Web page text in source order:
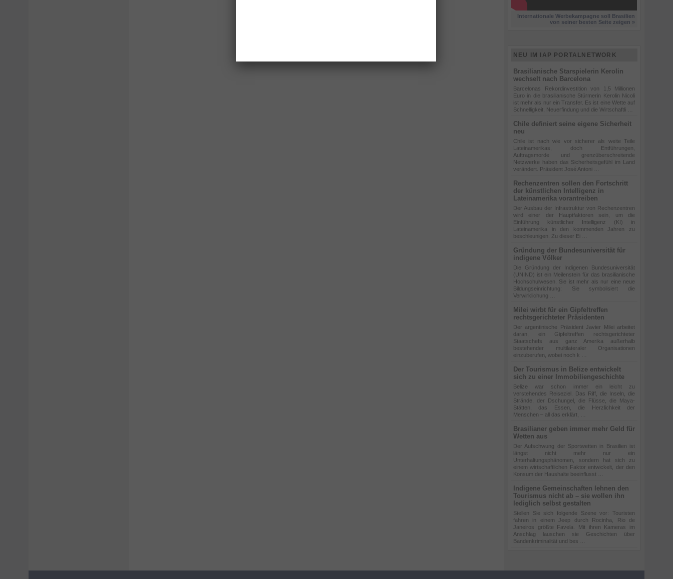
Internationale Werbekampagne soll Brasilien
von seiner besten Seite zeigen »
NEU IM IAP PORTALNETWORK
Brasilianische Starspielerin Kerolin
wechselt nach Barcelona
Barcelonas Rekordinvestition von 1,5 Millionen
Euro in die brasilianische Stürmerin Kerolin Nicoli
ist mehr als nur ein Transfer. Es ist eine Wette auf
Schnelligkeit, Neuerfindung und die Wirtschaftli …
Chile definiert seine eigene Sicherheit
neu
Chile ist nach wie vor sicherer als weite Teile
Lateinamerikas, doch Entführungen,
Auftragsmorde und grenzüberschreitende
Netzwerke haben das Sicherheitsgefühl im Land
verändert. Präsident José Antoni …
Rechenzentren sollen den Fortschritt
der künstlichen Intelligenz in
Lateinamerika vorantreiben
Der Ausbau der Infrastruktur von Rechenzentren
wird einer der Hauptfaktoren sein, um die
Einführung künstlicher Intelligenz (KI) in
Lateinamerika in den kommenden Jahren zu
beschleunigen. Zu dieser Ei …
Gründung der Bundesuniversität für
indigene Völker
Die Gründung der Indigenen Bundesuniversität
(UNIND) ist ein Meilenstein für das brasilianische
Hochschulwesen. Sie ist mehr als nur eine neue
Bildungseinrichtung: Sie symbolisiert die
Verwirklichung …
Milei wirbt für ein Gipfeltreffen
rechtsgerichteter Präsidenten
Der argentinische Präsident Javier Milei arbeitet
daran, ein Gipfeltreffen rechtsgerichteter
Staatschefs aus ganz Amerika außerhalb
bestehender multilateraler Organisationen
einzuberufen, wobei noch k …
Der Tourismus in Belize entwickelt
sich zu einer Immobiliengeschichte
Belize war schon immer ein leicht zu
verstehendes Reiseziel. Das Riff, die Inseln, die
Strände, der Dschungel, die Flüsse, die Maya-
Stätten, das Essen, die Herzlichkeit der
Menschen – all das erklärt, …
Brasilianer geben immer mehr Geld für
Wetten aus
Der Aufschwung der Sportwetten in Brasilien ist
längst nicht mehr nur ein
Unterhaltungsphänomen, sondern hat sich zu
einem wirtschaftlichen Faktor entwickelt, der den
Konsum der Haushalte beeinflusst …
Indigene Gemeinschaften lehnen den
Tourismus nicht ab – sie wollen ihn
lediglich selbst gestalten
Stellen Sie sich folgende Szene vor: Touristen
fahren in einem Jeep durch Rocinha, Rio de
Janeiros größte Favela. Mit ihren Kameras im
Anschlag lauschen sie Geschichten über
Bandenkriminalität und bes …